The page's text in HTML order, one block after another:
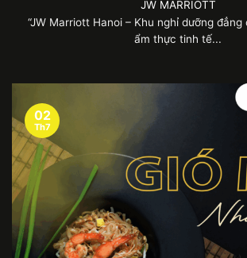
JW MARRIOTT
“JW Marriott Hanoi – Khu nghỉ dưỡng
ẩm thực tinh tế...
02
Th7